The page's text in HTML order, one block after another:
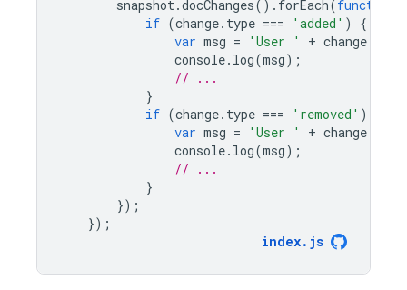
snapshot.docChanges(). forEach( function
if (change. type === 'added' )
{
var msg = 'User ' + change
console. log(msg);
// ...
}
if (change. type === 'removed' )
var msg = 'User ' + change
console. log(msg);
// ...
}
});
});
index. js